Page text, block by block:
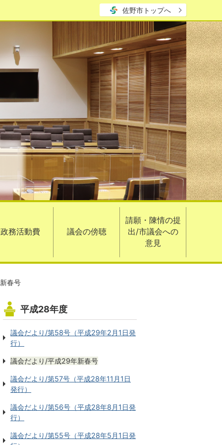
佐野市トップへ
政務活動費 議会の傍聴
請願・陳情の提
出/市議会への
意見
春号
平成28年度
議会だより/第58号（平成29年2月1日発
行）
議会だより/平成29年新春号
議会だより/第57号（平成28年11月1日
発行）
議会だより/第56号（平成28年8月1日発
行）
議会だより/第55号（平成28年5月1日発